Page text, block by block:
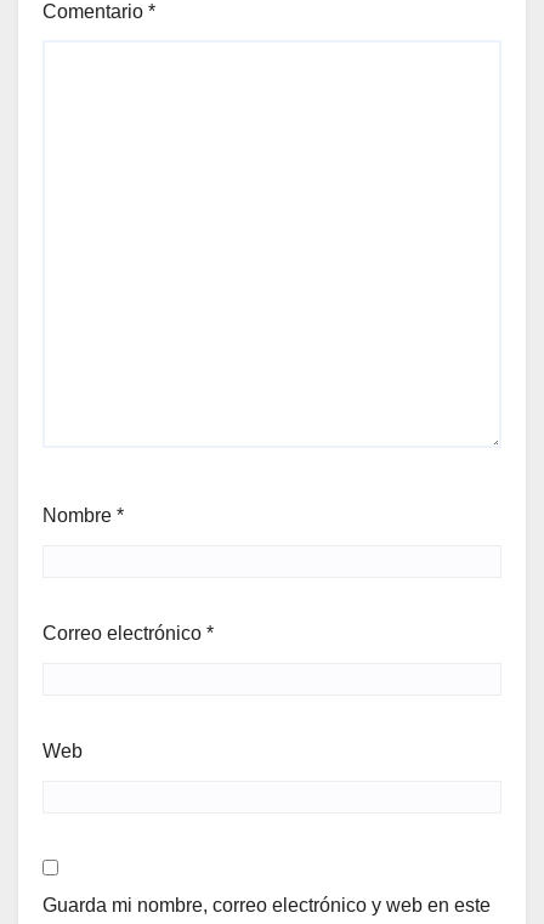
Comentario *
Nombre *
Correo electrónico *
Web
Guarda mi nombre, correo electrónico y web en este